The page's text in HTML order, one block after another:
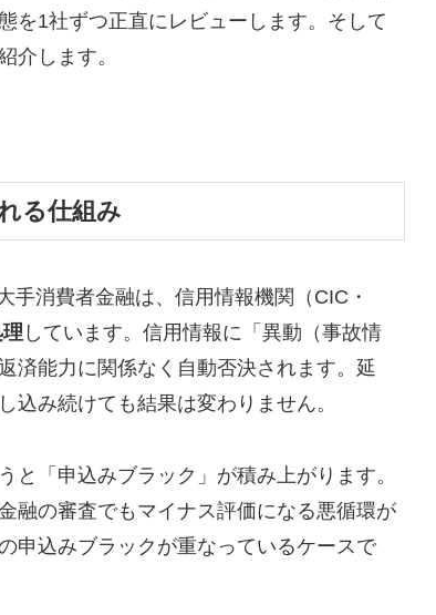
を1社ずつ正直にレビューします。そして
介します。
る仕組み
消費者金融は、信用情報機関（CIC・
しています。信用情報に「異動（事故情
済能力に関係なく自動否決されます。延
み続けても結果は変わりません。
「申込みブラック」が積み上がります。
融の審査でもマイナス評価になる悪循環が
申込みブラックが重なっているケースで